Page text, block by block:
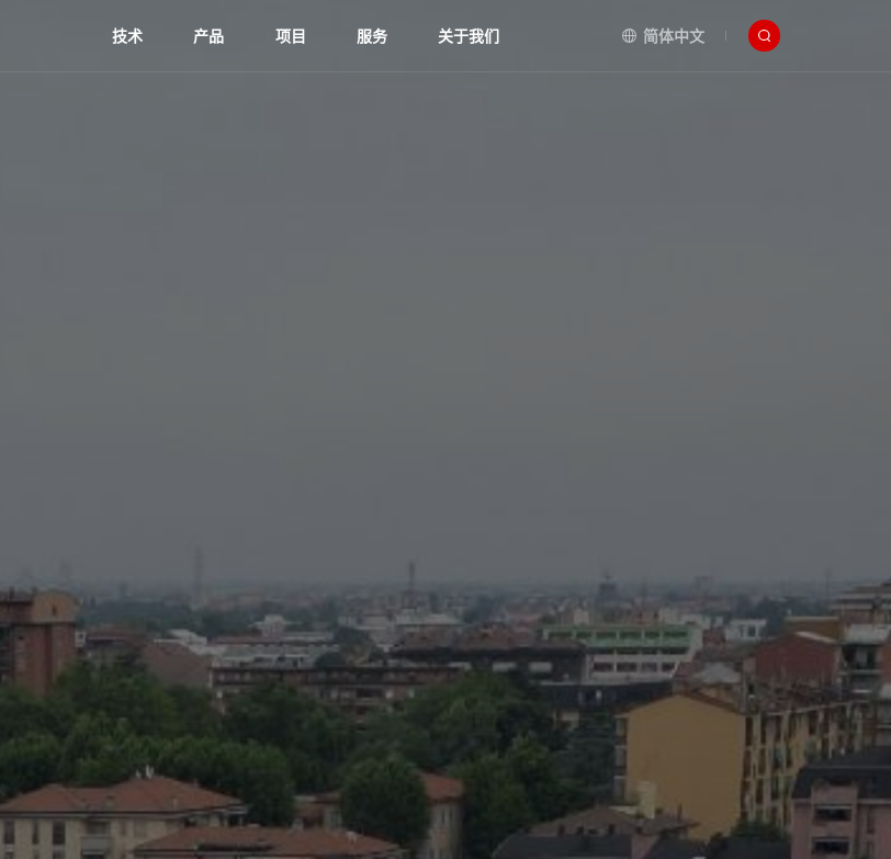
技术 产品 项目 服务 关于我们 简体中文